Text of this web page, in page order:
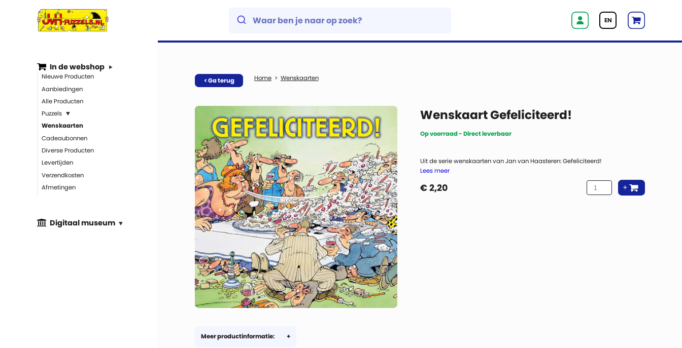
EN
In de webshop
Nieuwe Producten
Aanbiedingen
Alle Producten
Puzzels
Wenskaarten
Cadeaubonnen
Diverse Producten
Levertijden
Verzendkosten
Afmetingen
Digitaal museum
< Ga terug Wenskaarten
Meer productinformatie:
Wenskaart Gefeliciteerd!
Op voorraad - Direct leverbaar
Uit de serie wenskaarten van Jan van Haasteren: Gefeliciteerd!
Lees meer
€2,20